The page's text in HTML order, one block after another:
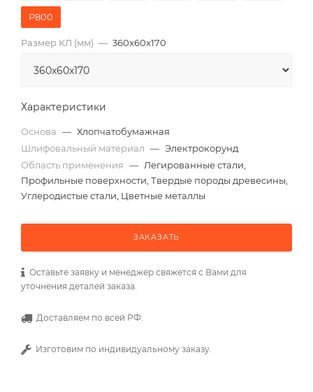
P800
Размер КЛ (мм) — 360x60x170
Характеристики
Основа — Хлопчатобумажная
Шлифовальный материал — Электрокорунд
Область применения — Легированные стали,
Профильные поверхности, Твердые породы древесины,
Углеродистые стали, Цветные металлы
ЗАКАЗАТЬ
Оставьте заявку и менеджер свяжется с Вами для
уточнения деталей заказа.
Доставляем по всей РФ.
Изготовим по индивидуальному заказу.